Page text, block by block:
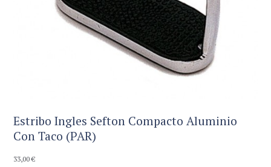
Estribo Ingles Sefton Compacto Aluminio
Con Taco (PAR)
33,00€